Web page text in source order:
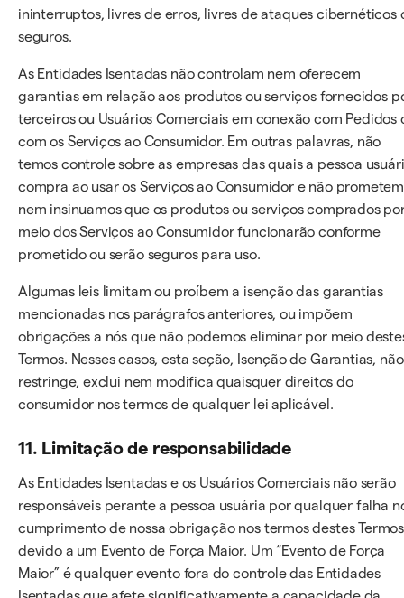
ininterruptos, livres de erros, livres de ataques cibernéticos
seguros.
As Entidades Isentadas não controlam nem oferecem
garantias em relação aos produtos ou serviços fornecidos
terceiros ou Usuários Comerciais em conexão com Pedidos
com os Serviços ao Consumidor. Em outras palavras, não
temos controle sobre as empresas das quais a pessoa
compra ao usar os Serviços ao Consumidor e não
nem insinuamos que os produtos ou serviços comprados
meio dos Serviços ao Consumidor funcionarão conforme
prometido ou serão seguros para uso.
Algumas leis limitam ou proíbem a isenção das garantias
mencionadas nos parágrafos anteriores, ou impõem
obrigações a nós que não podemos eliminar por meio
Termos. Nesses casos, esta seção, Isenção de Garantias, não
restringe, exclui nem modifica quaisquer direitos do
consumidor nos termos de qualquer lei aplicável.
11. Limitação de responsabilidade
As Entidades Isentadas e os Usuários Comerciais não serão
responsáveis perante a pessoa usuária por qualquer falha
cumprimento de nossa obrigação nos termos destes Termos
devido a um Evento de Força Maior. Um “Evento de Força
Maior” é qualquer evento fora do controle das Entidades